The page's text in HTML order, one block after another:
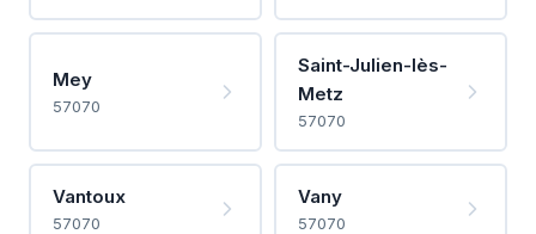
Mey
57070
Saint-Julien-lès-
Metz
57070
Vantoux
57070
Vany
57070